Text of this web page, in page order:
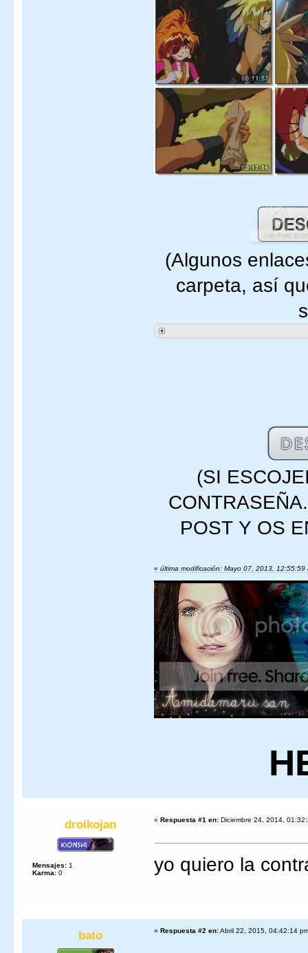
(Algunos
carpeta, así
(SI
POST Y OS
« última modificación: Mayo 07, 2013, 12:55:59
droikojan
Mensajes: 1
Karma: 0
« Respuesta #1 en: Diciembre 24, 2014,
yo quiero la
bato « Respuesta #2 en:Abril 22, 2015, 04:42:14